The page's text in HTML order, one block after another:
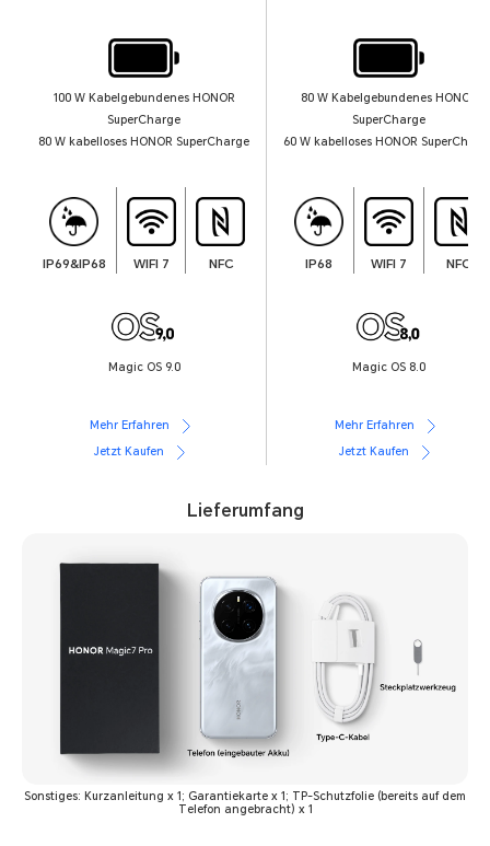
100 W Kabelgebundenes HONOR
SuperCharge
80 W kabelloses HONOR SuperCharge
80 W Kabelgebundenes HONOR
SuperCharge
60 W kabelloses HONOR
IP69&IP68 WIFI 7 NFC IP68 WIFI 7 NFC
Magic OS 9.0 Magic OS 8.0
Mehr Erfahren
Jetzt Kaufen
Mehr Erfahren
Jetzt Kaufen
Lieferumfang
Sonstiges: Kurzanleitung x 1; Garantiekarte x 1; TP-Schutzfolie (bereits auf dem
Telefon angebracht) x 1